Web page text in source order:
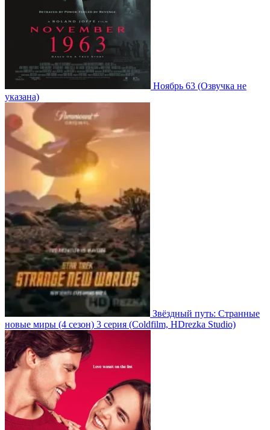
Ноябрь 63 (Озвучка не
указана)
Звёздный путь: Странные
новые миры (4 сезон) 3 серия (Coldfilm, HDrezka Studio)